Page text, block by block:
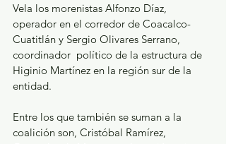
Vela los morenistas Alfonzo Díaz,
operador en el corredor de Coacalco-
Cuatitlán y Sergio Olivares Serrano,
coordinador  político de la estructura de
Higinio Martínez en la región sur de la
entidad.
Entre los que también se suman a la
coalición son, Cristóbal Ramírez,